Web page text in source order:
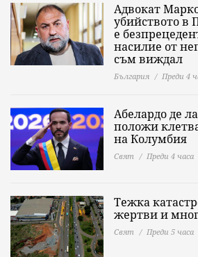
Адвокат
убийството в
е
насилие от
съм виждал
България Преди 4
Абелардо де
положи
на Колумбия
Свят Преди 4 часа
Тежка
жертви и
Свят Преди 5 часа